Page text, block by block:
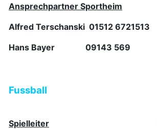
Ansprechpartner Sportheim
Alfred Terschanski 01512 6721513
Hans Bayer 09143 569
Fussball
Spielleiter